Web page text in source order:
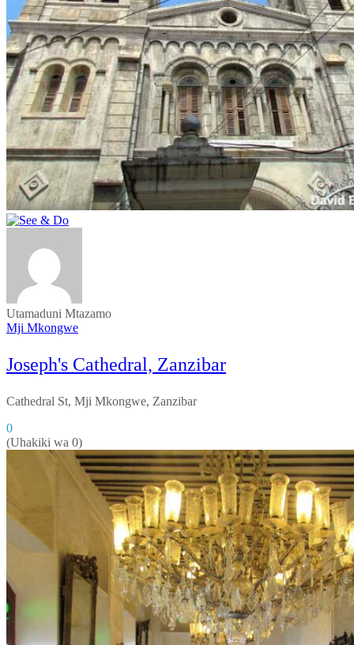
Utamaduni Mtazamo
Mji Mkongwe
Joseph's Cathedral, Zanzibar
Cathedral St, Mji Mkongwe, Zanzibar
0
(Uhakiki wa 0)